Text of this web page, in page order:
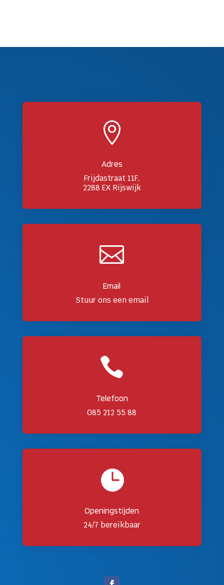

Adres
Frijdastraat 11F,
2288 EX Rijswijk

Email
Stuur ons een email

Telefoon
085 212 55 88

Openingstijden
24/7 bereikbaar